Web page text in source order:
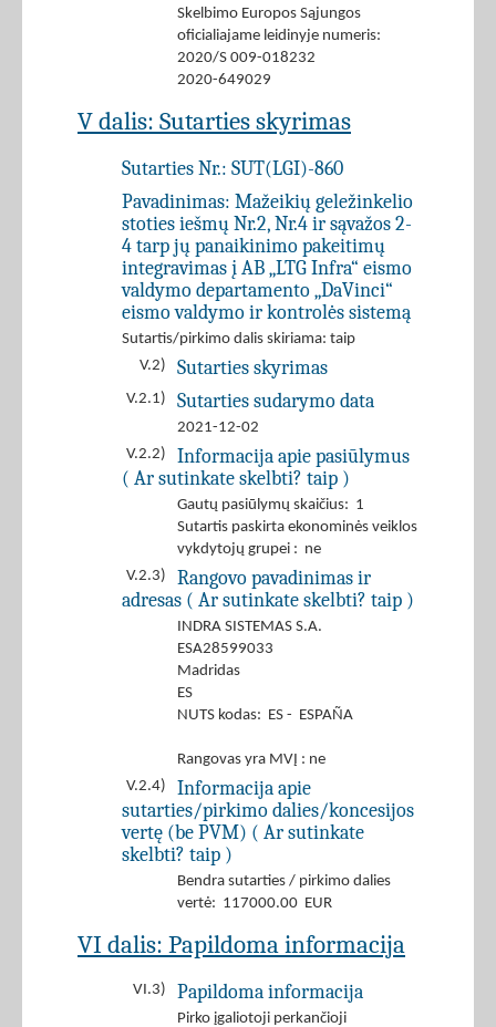
Skelbimo Europos Sąjungos
oficialiajame leidinyje numeris:
2020/S 009-018232
2020-649029
V dalis: Sutarties skyrimas
Sutarties Nr.: SUT(LGI)-860
Pavadinimas: Mažeikių geležinkelio
stoties iešmų Nr.2, Nr.4 ir sąvažos 2-
4 tarp jų panaikinimo pakeitimų
integravimas į AB „LTG Infra“ eismo
valdymo departamento „DaVinci“
eismo valdymo ir kontrolės sistemą
Sutartis/pirkimo dalis skiriama: taip
V.2)
Sutarties skyrimas
V.2.1) Sutarties sudarymo data
2021-12-02
V.2.2)
Informacija apie pasiūlymus
( Ar sutinkate skelbti? taip )
Gautų pasiūlymų skaičius: 1
Sutartis paskirta ekonominės veiklos
vykdytojų grupei : ne
V.2.3)
Rangovo pavadinimas ir
adresas ( Ar sutinkate skelbti? taip )
INDRA SISTEMAS S.A.
ESA28599033
Madridas
ES
NUTS kodas: ES - ESPAÑA
Rangovas yra MVĮ : ne
V.2.4)
Informacija apie
sutarties/pirkimo dalies/koncesijos
vertę (be PVM) ( Ar sutinkate
skelbti? taip )
Bendra sutarties / pirkimo dalies
vertė: 117000.00 EUR
VI dalis: Papildoma informacija
VI.3) Papildoma informacija
Pirko įgaliotoji perkančioji